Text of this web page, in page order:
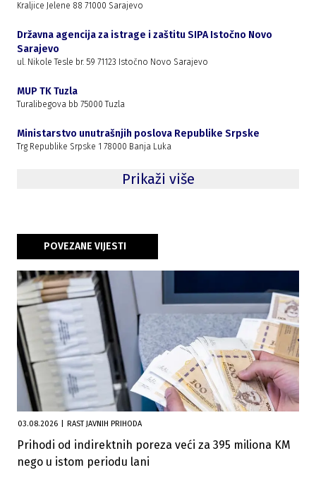
Kraljice Jelene 88 71000 Sarajevo
Državna agencija za istrage i zaštitu SIPA Istočno Novo
Sarajevo
ul. Nikole Tesle br. 59 71123 Istočno Novo Sarajevo
MUP TK Tuzla
Turalibegova bb 75000 Tuzla
Ministarstvo unutrašnjih poslova Republike Srpske
Trg Republike Srpske 1 78000 Banja Luka
Prikaži više
POVEZANE VIJESTI
03.08.2026 RAST JAVNIH PRIHODA
Prihodi od indirektnih poreza veći za 395 miliona KM
nego u istom periodu lani